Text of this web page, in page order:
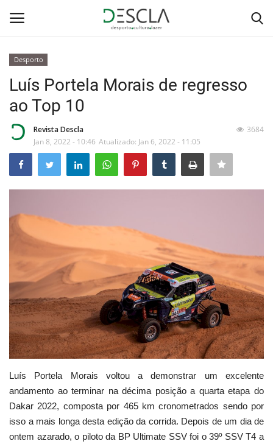
Home
...by Descla
Desporto
Sobre Nós
Educação
Estatuto Editorial
Saúde
Ficha técnica
Cultura
Lazer
Desporto
Luís Portela Morais de regresso
ao Top 10
Revista Descla
Jan 8, 2022 - 10:46 Atualizado: Jan 6, 2022 - 11:05
3684
Luís Portela Morais voltou a demonstrar um excelente
andamento ao terminar na décima posição a quarta etapa do
Dakar 2022, composta por 465 km cronometrados sendo por
isso a mais longa desta edição da corrida. Depois de um dia de
ontem azarado, o piloto da BP Ultimate SSV foi o 39º SSV T4 a